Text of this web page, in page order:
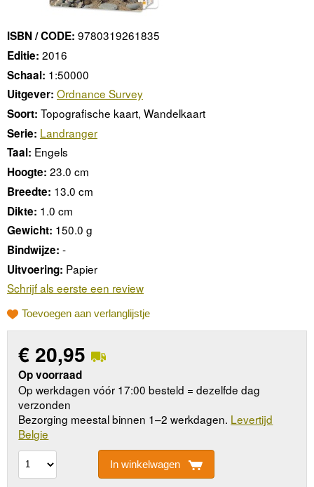
ISBN / CODE: 9780319261835
Editie: 2016
Schaal: 1:50000
Uitgever: Ordnance Survey
Soort: Topografische kaart, Wandelkaart
Serie: Landranger
Taal: Engels
Hoogte: 23.0 cm
Breedte: 13.0 cm
Dikte: 1.0 cm
Gewicht: 150.0 g
Bindwijze: -
Uitvoering: Papier
Schrijf als eerste een review
Toevoegen aan verlanglijstje
€ 20,95
Op voorraad
Op werkdagen vóór 17:00 besteld = dezelfde dag
verzonden
Bezorging meestal binnen 1–2 werkdagen. Levertijd
Belgie
In winkelwagen